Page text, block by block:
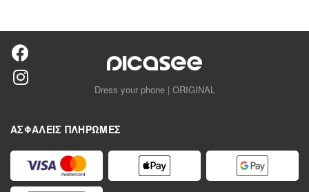
Dress your phone | ORIGINAL
ΑΣΦΑΛΕΊΣ ΠΛΗΡΩΜΈΣ